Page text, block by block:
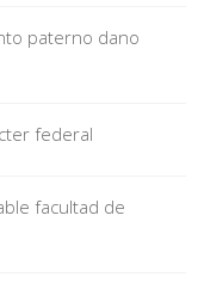
paterno dano
federal
facultad de